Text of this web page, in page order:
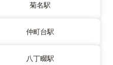
菊名駅
仲町台駅
八丁畷駅